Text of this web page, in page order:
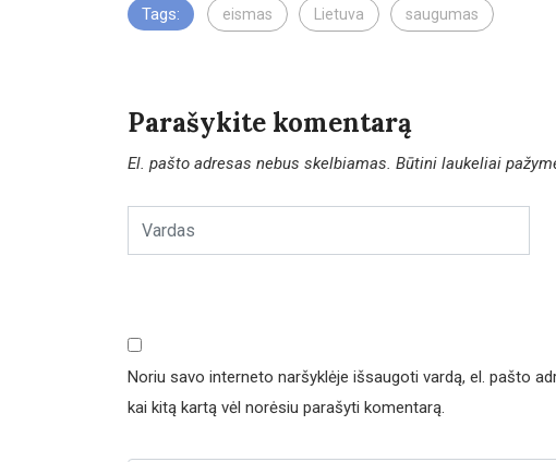
Tags: eismas Lietuva saugumas
Parašykite komentarą
El. pašto adresas nebus skelbiamas. Būtini laukeliai
Noriu savo interneto naršyklėje išsaugoti vardą, el. pašto
kai kitą kartą vėl norėsiu parašyti komentarą.